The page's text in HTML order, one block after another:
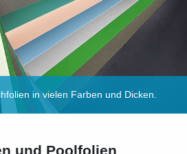
in vielen Farben und Dicken.
und Poolfolien